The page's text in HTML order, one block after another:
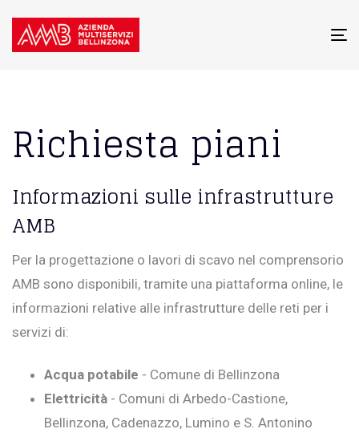
Richiesta piani
Informazioni sulle infrastrutture
AMB
Per la progettazione o lavori di scavo nel comprensorio
AMB sono disponibili, tramite una piattaforma online, le
informazioni relative alle infrastrutture delle reti per i
servizi di:
Acqua potabile - Comune di Bellinzona
Elettricità - Comuni di Arbedo-Castione,
Bellinzona, Cadenazzo, Lumino e S. Antonino